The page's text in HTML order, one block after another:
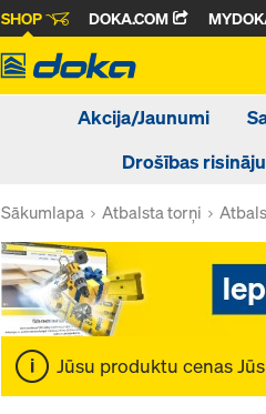
SHOP DOKA.COM
Akcija/Jaunumi
Drošības
Sākumlapa Atbalsta torņi
Jūsu produktu cenas